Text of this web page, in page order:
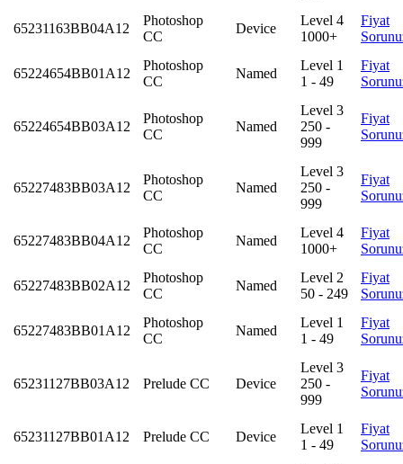
65231163BB04A12
Photoshop
CC
Device
Level 4
1000+
Fiyat
65224654BB01A12
Photoshop
CC
Named
Level 1
1 - 49
Fiyat
65224654BB03A12
Photoshop
CC
Named
Level 3
250 -
999
Fiyat
65227483BB03A12
Photoshop
CC
Named
Level 3
250 -
999
Fiyat
65227483BB04A12
Photoshop
CC
Named
Level 4
1000+
Fiyat
65227483BB02A12
Photoshop
CC
Named
Level 2
50 - 249
Fiyat
65227483BB01A12
Photoshop
CC
Named
Level 1
1 - 49
Fiyat
65231127BB03A12 Prelude CC Device
Level 3
250 -
999
Fiyat
65231127BB01A12 Prelude CC Device
Level 1
1 - 49
Fiyat